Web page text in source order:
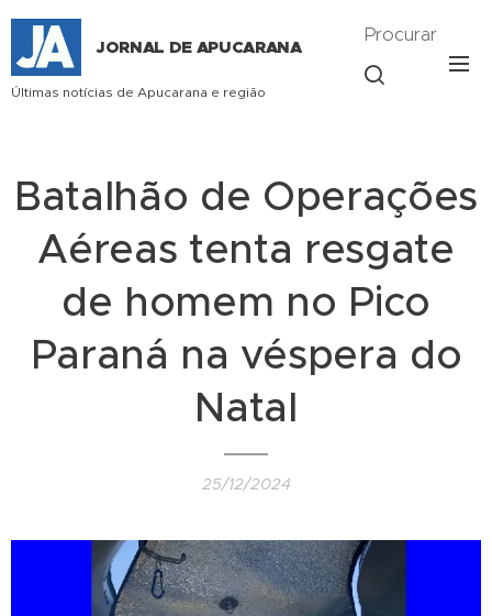
JORNAL DE APUCARANA
Últimas notícias de Apucarana e região
Procurar
Batalhão de Operações
Aéreas tenta resgate
de homem no Pico
Paraná na véspera do
Natal
25/12/2024